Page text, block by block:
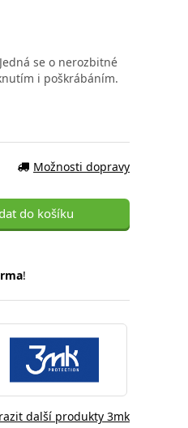
se o nerozbitné
i poškrábáním.
Možnosti dopravy
do košíku
!
další produkty 3mk